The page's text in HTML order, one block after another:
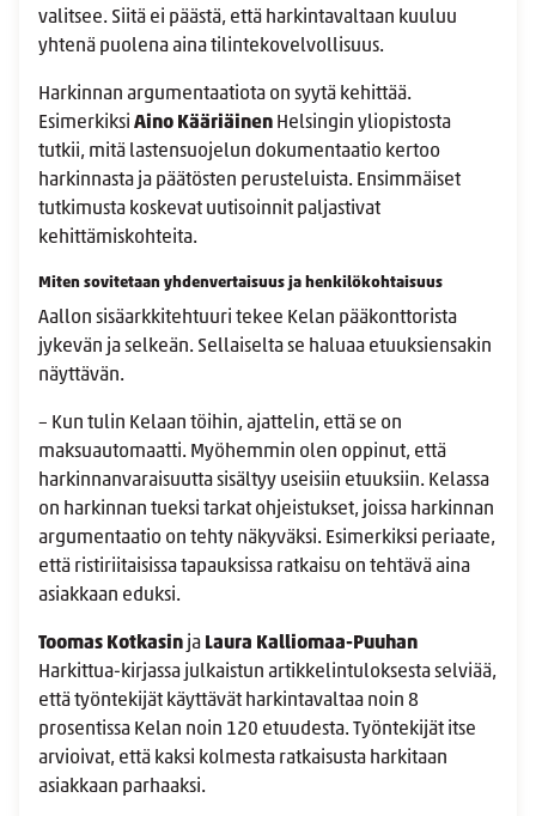
valitsee. Siitä ei päästä, että harkintavaltaan kuuluu
yhtenä puolena aina tilintekovelvollisuus.
Harkinnan argumentaatiota on syytä kehittää.
Esimerkiksi Aino Kääriäinen Helsingin yliopistosta
tutkii, mitä lastensuojelun dokumentaatio kertoo
harkinnasta ja päätösten perusteluista. Ensimmäiset
tutkimusta koskevat uutisoinnit paljastivat
kehittämiskohteita.
Miten sovitetaan yhdenvertaisuus ja henkilökohtaisuus
Aallon sisäarkkitehtuuri tekee Kelan pääkonttorista
jykevän ja selkeän. Sellaiselta se haluaa etuuksiensakin
näyttävän.
– Kun tulin Kelaan töihin, ajattelin, että se on
maksuautomaatti. Myöhemmin olen oppinut, että
harkinnanvaraisuutta sisältyy useisiin etuuksiin. Kelassa
on harkinnan tueksi tarkat ohjeistukset, joissa harkinnan
argumentaatio on tehty näkyväksi. Esimerkiksi periaate,
että ristiriitaisissa tapauksissa ratkaisu on tehtävä aina
asiakkaan eduksi.
Toomas Kotkasin ja Laura Kalliomaa-Puuhan
Harkittua-kirjassa julkaistun artikkelintuloksesta selviää,
että työntekijät käyttävät harkintavaltaa noin 8
prosentissa Kelan noin 120 etuudesta. Työntekijät itse
arvioivat, että kaksi kolmesta ratkaisusta harkitaan
asiakkaan parhaaksi.